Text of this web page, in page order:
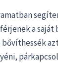
a saját